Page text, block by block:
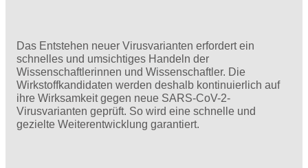
Das Entstehen neuer Virusvarianten erfordert ein
schnelles und umsichtiges Handeln der
Wissenschaftlerinnen und Wissenschaftler. Die
Wirkstoffkandidaten werden deshalb kontinuierlich auf
ihre Wirksamkeit gegen neue SARS-CoV-2-
Virusvarianten geprüft. So wird eine schnelle und
gezielte Weiterentwicklung garantiert.